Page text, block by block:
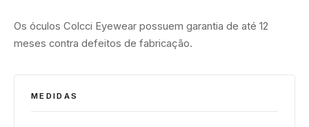
Os óculos Colcci Eyewear possuem garantia de até 12
meses contra defeitos de fabricação.
MEDIDAS